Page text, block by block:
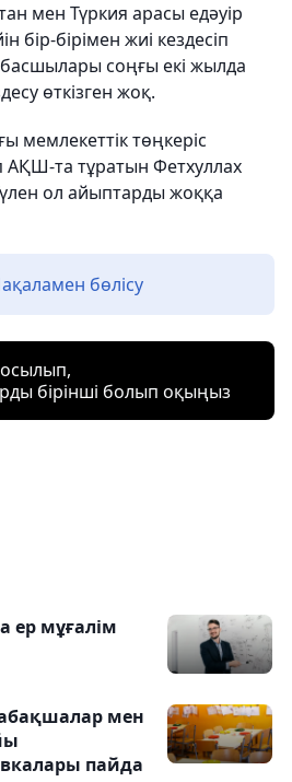
мен Түркия арасы едәуір
бір-бірімен жиі кездесіп
соңғы екі жылда
өткізген жоқ.
мемлекеттік төңкеріс
АҚШ-та тұратын Фетхуллах
ол айыптарды жоққа
бөлісу
бірінші болып оқыңыз
ер мұғалім
мен
пайда